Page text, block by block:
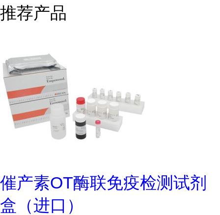
推荐产品
催产素OT酶联免疫检测试剂
盒（进口）